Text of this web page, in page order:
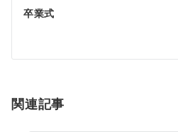
ゲ
シ
ン
卒業式
関連記事